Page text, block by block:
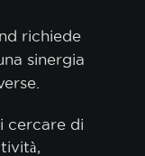
richiede
sinergia
cercare di